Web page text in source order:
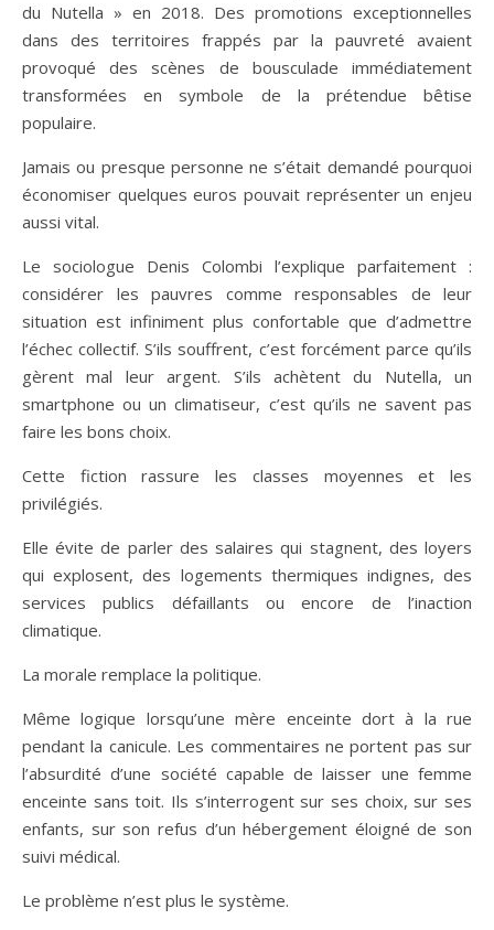
du Nutella » en 2018. Des promotions exceptionnelles
dans des territoires frappés par la pauvreté avaient
provoqué des scènes de bousculade immédiatement
transformées en symbole de la prétendue bêtise
populaire.
Jamais ou presque personne ne s’était demandé pourquoi
économiser quelques euros pouvait représenter un enjeu
aussi vital.
Le sociologue Denis Colombi l’explique parfaitement :
considérer les pauvres comme responsables de leur
situation est infiniment plus confortable que d’admettre
l’échec collectif. S’ils souffrent, c’est forcément parce qu’ils
gèrent mal leur argent. S’ils achètent du Nutella, un
smartphone ou un climatiseur, c’est qu’ils ne savent pas
faire les bons choix.
Cette fiction rassure les classes moyennes et les
privilégiés.
Elle évite de parler des salaires qui stagnent, des loyers
qui explosent, des logements thermiques indignes, des
services publics défaillants ou encore de l’inaction
climatique.
La morale remplace la politique.
Même logique lorsqu’une mère enceinte dort à la rue
pendant la canicule. Les commentaires ne portent pas sur
l’absurdité d’une société capable de laisser une femme
enceinte sans toit. Ils s’interrogent sur ses choix, sur ses
enfants, sur son refus d’un hébergement éloigné de son
suivi médical.
Le problème n’est plus le système.